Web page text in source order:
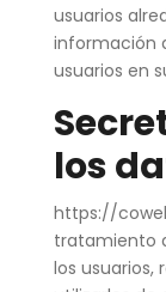
usuarios
información
usuarios en
los
https://
tratamiento
los usuarios,